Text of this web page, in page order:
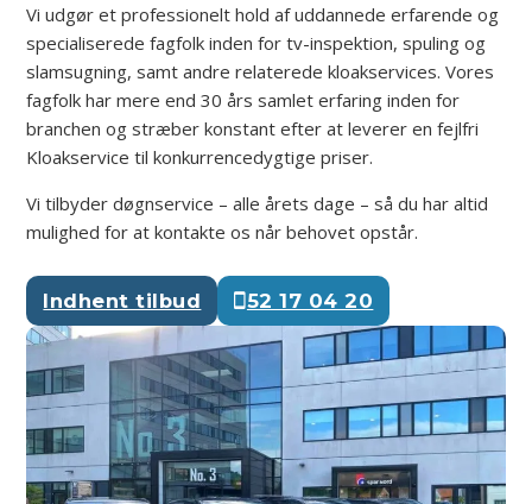
Vi udgør et professionelt hold af uddannede erfarende og
specialiserede fagfolk inden for tv-inspektion, spuling og
slamsugning, samt andre relaterede kloakservices. Vores
fagfolk har mere end 30 års samlet erfaring inden for
branchen og stræber konstant efter at leverer en fejlfri
Kloakservice til konkurrencedygtige priser.
Vi tilbyder døgnservice – alle årets dage – så du har altid
mulighed for at kontakte os når behovet opstår.
Indhent tilbud 52 17 04 20